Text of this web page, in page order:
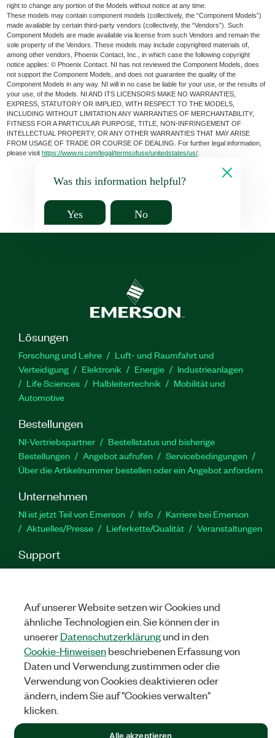
right to change any portion of the Models without notice at any time.
These models may contain component models (collectively, the “Component Models”)
made available by certain third-party vendors (collectively, the “Vendors”). Such
Component Models are made available via license from such Vendors and remain the
sole property of the Vendors. These models may include copyrighted materials of,
among other vendors, Phoenix Contact, Inc., in which case the following copyright
notice applies: © Phoenix Contact. NI has not reviewed the Component Models, does
not support the Component Models, and does not guarantee the quality of the
Component Models in any way. NI will in no case be liable for your use, or the results of
your use, of the Models. NI AND ITS LICENSORS MAKE NO WARRANTIES,
EXPRESS, STATUTORY OR IMPLIED, WITH RESPECT TO THE MODELS,
INCLUDING WITHOUT LIMITATION ANY WARRANTIES OF MERCHANTABILITY,
FITNESS FOR A PARTICULAR PURPOSE, TITLE, NON-INFRINGEMENT OF
INTELLECTUAL PROPERTY, OR ANY OTHER WARRANTIES THAT MAY ARISE
FROM USAGE OF TRADE OR COURSE OF DEALING. For further legal information,
please visithttps://www.ni.com/legal/termsofuse/unitedstates/us/
Was this information helpful?
Yes No
Lösungen
Forschung und Lehre
Luft- und Raumfahrt und
Verteidigung
Elektronik Energie
Industrieanlagen
Life Sciences
Halbleitertechnik
Mobilität und
Automotive
Bestellungen
NI-Vertriebspartner
Bestellstatus und bisherige
Bestellungen
Angebot aufrufen
Servicebedingungen
Über die Artikelnummer bestellen oder ein Angebot anfordern
Unternehmen
NI ist jetzt Teil von Emerson Info
Karriere bei Emerson
Aktuelles/Presse
Lieferkette/Qualität Veranstaltungen
Support
Downloads Produktdokumentation
Diskussionsforen
YouTube
Twitter
RECHTLICHE HINWEISE
©NATIONAL INSTRUMENTS CORP. ALLE RECHTE VORBEHALTEN.
Auf unserer Website setzen wir Cookies und
ähnliche Technologien ein. Sie können der in
unsererDatenschutzerklärungund in den
Cookie-Hinweisenbeschriebenen Erfassung von
Daten und Verwendung zustimmen oder die
Verwendung von Cookies deaktivieren oder
ändern, indem Sie auf "Cookies verwalten"
klicken.
Alle akzeptieren